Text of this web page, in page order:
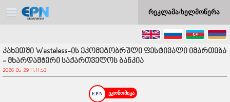
რეკლამა/ხელმოწერა
კახეთში Wasteless-ის ეკომეგობრული ფესტივალი იმართება
- მხარდამჭერი საქართველოს ბანკია
2026-05-29 11:11:53
ეკონომიკა